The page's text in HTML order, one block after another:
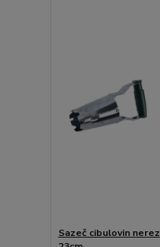
Sazeč cibulovin nerez